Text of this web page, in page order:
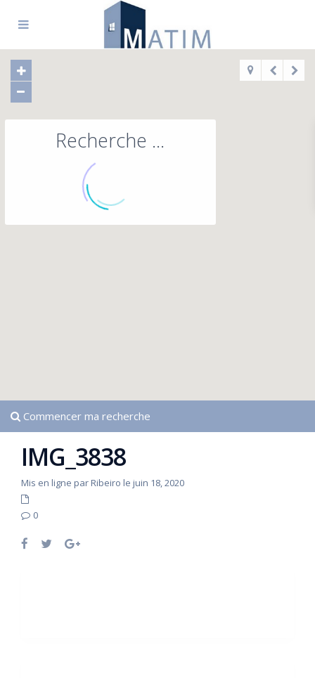
Recherche ...
Commencer ma recherche
IMG_3838
Mis en ligne par Ribeiro le juin 18, 2020
0